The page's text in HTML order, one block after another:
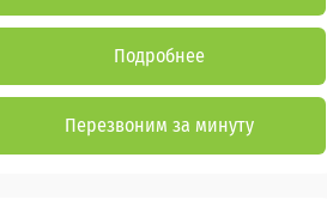
Подробнее
Перезвоним за минуту